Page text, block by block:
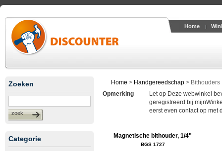
Home
Zoeken
zoek
Categorie
Home > Handgereedschap > Bithouders
Opmerking
Let op Deze webwinkel
geregistreerd bij
eerst even contact op met
Magnetische bithouder, 1/4"
BGS 1727